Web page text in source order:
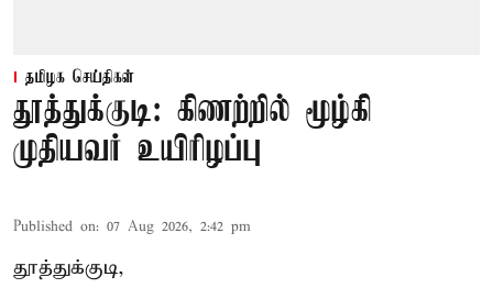
தமிழக செய்திகள்
தூத்துக்குடி: கிணற்றில் மூழ்கி
முதியவர் உயிரிழப்பு
Published on: 07 Aug 2026, 2:42 pm
தூத்துக்குடி,